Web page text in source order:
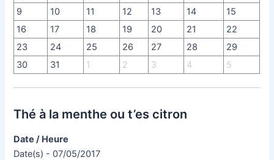
9
10 11 12 13 14
15
16
17 18 19 20 21
22
23
24 25 26 27 28
29
30
31 1 2 3 4 5
Thé à la menthe ou t’es citron
Date / Heure
Date(s) - 07/05/2017